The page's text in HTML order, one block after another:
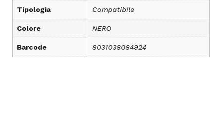
Tipologia Compatibile
Colore NERO
Barcode 8031038084924